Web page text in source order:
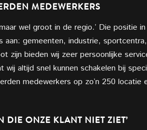
MEDEWERKERS
wel groot in de regio.’ Die positie
aan: gemeenten, industrie,
zijn bieden wij zeer persoonlijke
wij altijd snel kunnen schakelen bij
medewerkers op zo’n 250 locatie
DIE ONZE KLANT NIET ZIET’